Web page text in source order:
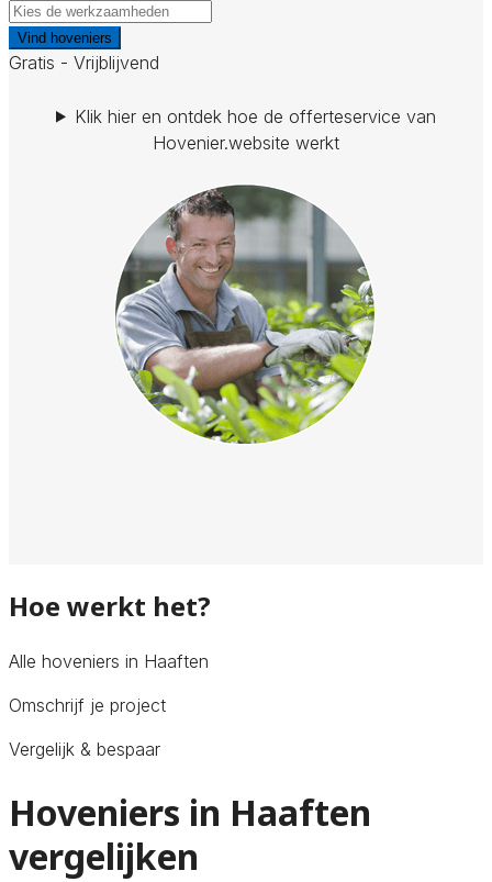
Vind hoveniers
Gratis - Vrijblijvend
Klik hier en ontdek hoe de offerteservice van
Hovenier.website werkt
Hoe werkt het?
Alle hoveniers in Haaften
Omschrijf je project
Vergelijk & bespaar
Hoveniers in Haaften
vergelijken